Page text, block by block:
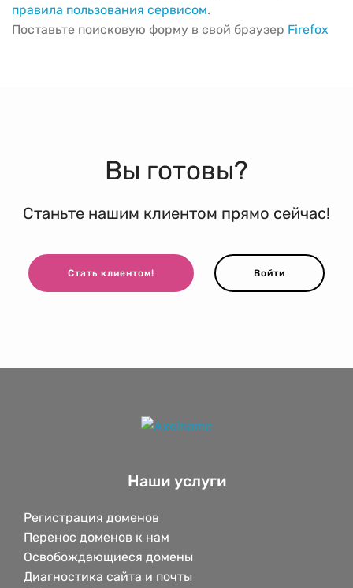
правила пользования сервисом.
Поставьте поисковую форму в свой браузер Firefox
Вы готовы?
Станьте нашим клиентом прямо сейчас!
Стать клиентом! Войти
Наши услуги
Регистрация доменов
Перенос доменов к нам
Освобождающиеся домены
Диагностика сайта и почты